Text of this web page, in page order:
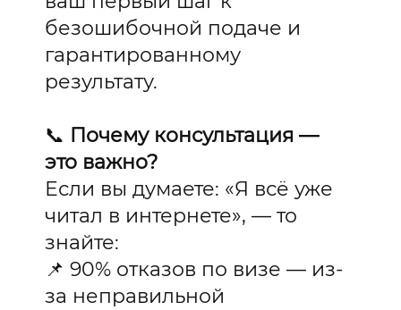
безошибочной подаче и
гарантированному
результату.
📞 Почему консультация —
это важно?
Если вы думаете: «Я всё уже
читал в интернете», — то
знайте:
📌 90% отказов по визе — из-
за неправильной